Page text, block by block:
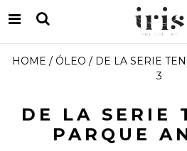
HOME / ÓLEO / DE LA SERIE
3
DE LA SERIE
PARQUE